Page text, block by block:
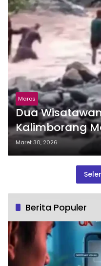
Maros
Dua
Kalimborang
Makassar
Maret 30, 2026
Berita Populer